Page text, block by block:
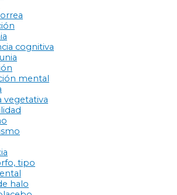
cognitiva
mental
vegetativa
tipo
halo